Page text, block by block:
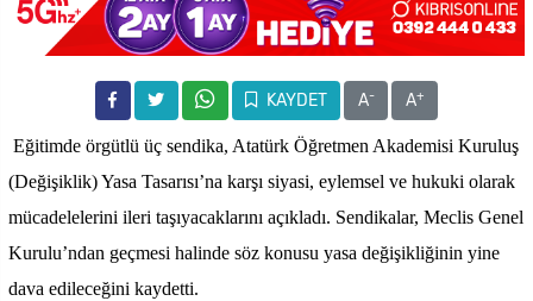
KAYDET A- A+
Eğitimde örgütlü üç sendika, Atatürk Öğretmen Akademisi Kuruluş
(Değişiklik) Yasa Tasarısı’na karşı siyasi, eylemsel ve hukuki olarak
mücadelelerini ileri taşıyacaklarını açıkladı. Sendikalar, Meclis Genel
Kurulu’ndan geçmesi halinde söz konusu yasa değişikliğinin yine
dava edileceğini kaydetti.